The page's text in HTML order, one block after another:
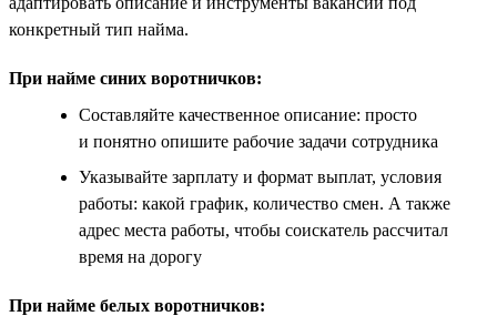
конкретный тип найма.
При найме синих воротничков:
Составляйте качественное описание: просто
и понятно опишите рабочие задачи сотрудника
Указывайте зарплату и формат выплат, условия
работы: какой график, количество смен. А также
адрес места работы, чтобы соискатель рассчитал
время на дорогу
При найме белых воротничков: